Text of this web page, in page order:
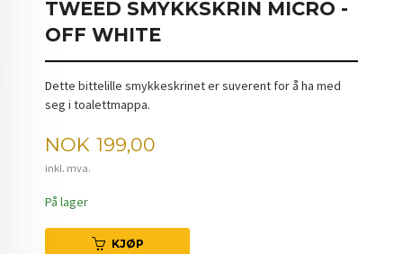
TWEED SMYKKSKRIN MICRO -
OFF WHITE
Dette bittelille smykkeskrinet er suverent for å ha med
seg i toalettmappa.
Pris
NOK 199,00
inkl. mva.
På lager
KJØP